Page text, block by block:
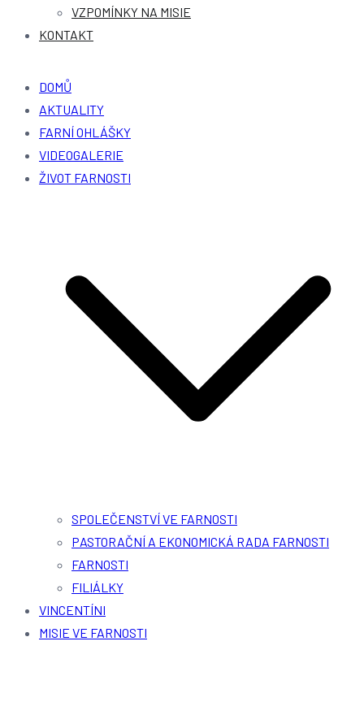
VZPOMÍNKY NA MISIE
KONTAKT
DOMŮ
AKTUALITY
FARNÍ OHLÁŠKY
VIDEOGALERIE
ŽIVOT FARNOSTI
SPOLEČENSTVÍ VE FARNOSTI
PASTORAČNÍ A EKONOMICKÁ RADA FARNOSTI
FARNOSTI
FILIÁLKY
VINCENTÍNI
MISIE VE FARNOSTI